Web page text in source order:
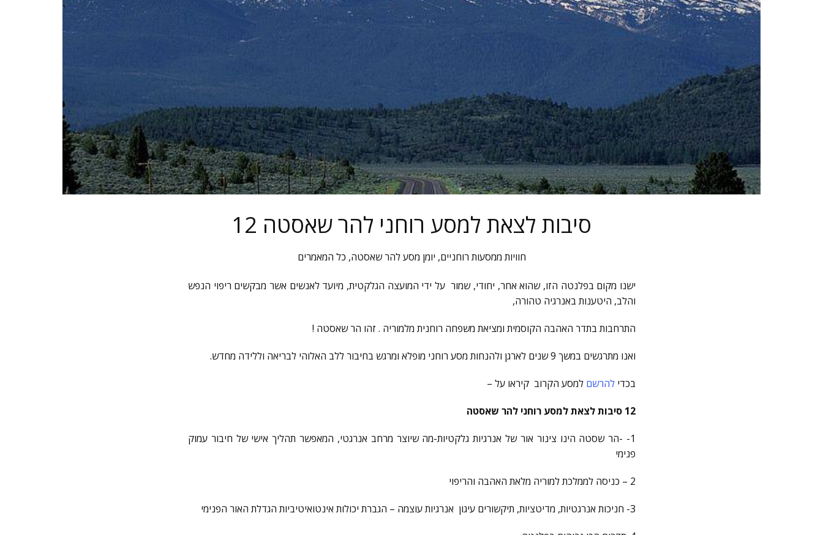
12 סיבות לצאת למסע רוחני להר שאסטה
חוויות ממסעות רוחניים, יומן מסע להר שאסטה, כל המאמרים
ישנו מקום בפלנטה הזו, שהוא אחר, יחודי, שמור על ידי המועצה הגלקטית, מיועד לאנשים אשר מבקשים ריפוי הנפש
והלב, היטענות באנרגיה טהורה,
התרחבות בתדר האהבה הקוסמית ומציאת משפחה רוחנית מלמוריה . זהו הר שאסטה !
ואנו מתרגשים במשך 9 שנים לארגן ולהנחות מסע רוחני מופלא ומרגש בחיבור ללב האלוהי לבריאה וללידה מחדש.
בכדי להרשם למסע הקרוב קיראו על –
12 סיבות לצאת למסע רוחני להר שאסטה
1- -הר שסטה הינו צינור אור של אנרגיות גלקטיות-מה שיוצר מרחב אנרגטי, המאפשר תהליך אישי של חיבור עמוק
פנימי
2 – כניסה לממלכת למוריה מלאת האהבה והריפוי
3- חניכות אנרגטיות, מדיטציות, תיקשורים עיגון אנרגיות עוצמה – הגברת יכולות אינטואיטיביות הגדלת האור הפנימי